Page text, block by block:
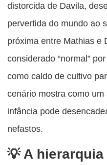
distorcida de Davila,
pervertida do mundo ao
próxima entre Mathias e
considerado “normal”
como caldo de cultivo
cenário mostra como
infância pode
nefastos.
A hierarquia